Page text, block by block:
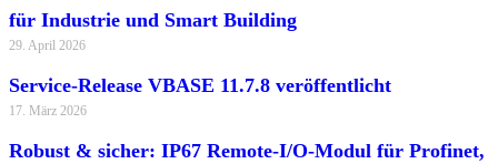
für Industrie und Smart Building
29. April 2026
Service-Release VBASE 11.7.8 veröffentlicht
17. März 2026
Robust & sicher: IP67 Remote-I/O-Modul für Profinet,